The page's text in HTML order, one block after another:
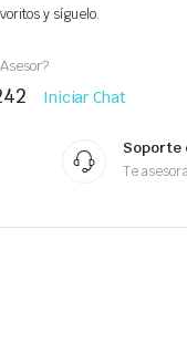
y síguelo.
Iniciar Chat
Soporte
Te